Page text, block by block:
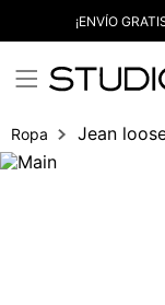
¡ENVÍO
Ropa